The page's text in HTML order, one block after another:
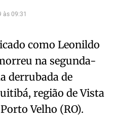
às 09:31
como Leonildo
na segunda-
derrubada de
região de Vista
Velho (RO).